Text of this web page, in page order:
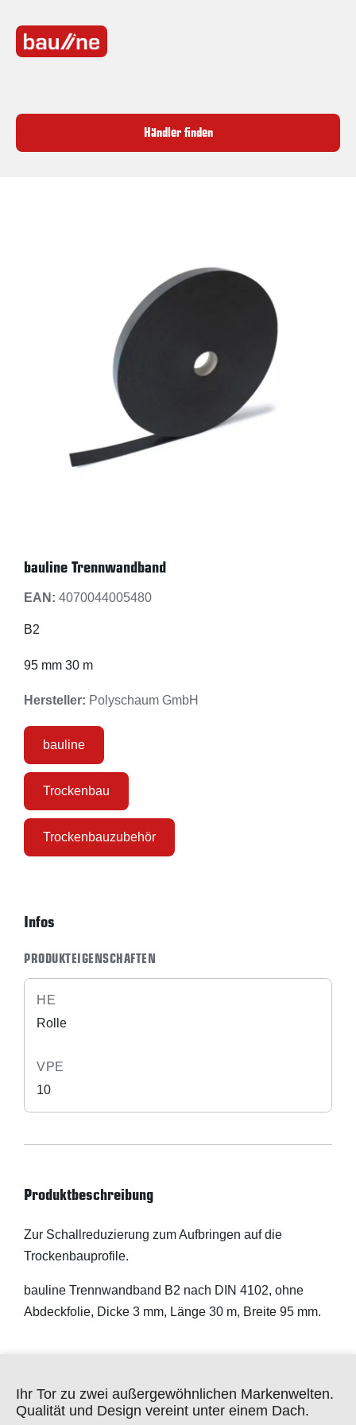
Händler finden
bauline Trennwandband
EAN: 4070044005480
B2
95 mm 30 m
Hersteller: Polyschaum GmbH
bauline
Trockenbau
Trockenbauzubehör
Infos
PRODUKTEIGENSCHAFTEN
HE
Rolle
VPE
10
Produktbeschreibung
Zur Schallreduzierung zum Aufbringen auf die
Trockenbauprofile.
bauline Trennwandband B2 nach DIN 4102, ohne
Abdeckfolie, Dicke 3 mm, Länge 30 m, Breite 95 mm.
Ihr Tor zu zwei außergewöhnlichen Markenwelten.
Qualität und Design vereint unter einem Dach.